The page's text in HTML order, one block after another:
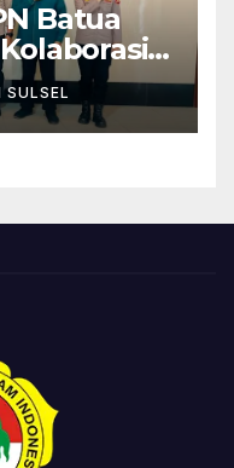
Batua
HUT RI
SULSEL